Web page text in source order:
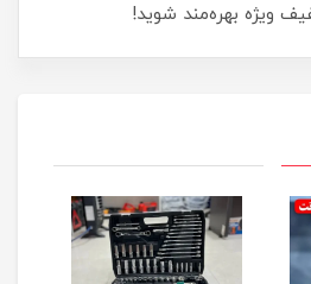
ویژه بهره‌مند شوید!